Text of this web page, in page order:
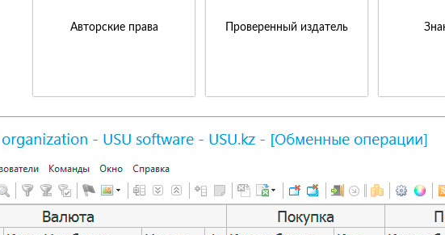
Авторские права Проверенный издатель